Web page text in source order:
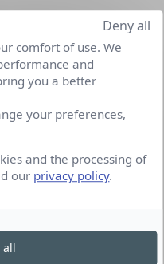
comfort of use. We
and
you a better
your preferences,
and the processing of
our privacy policy.
Deny all
all